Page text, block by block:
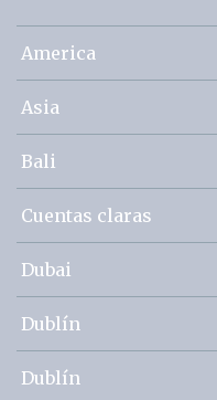
America
Asia
Bali
Cuentas claras
Dubai
Dublín
Dublín